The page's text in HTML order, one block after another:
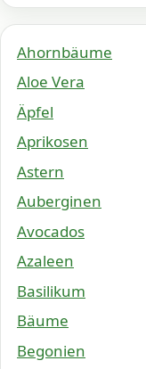
Ahornbäume
Aloe Vera
Äpfel
Aprikosen
Astern
Auberginen
Avocados
Azaleen
Basilikum
Bäume
Begonien